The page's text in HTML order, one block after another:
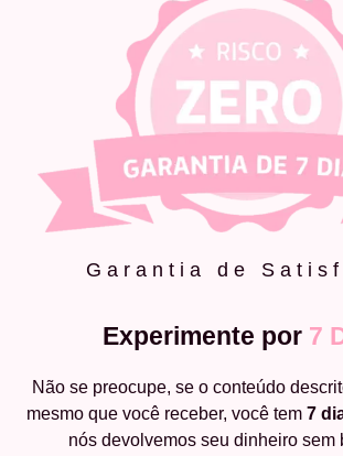
Garantia de
Experimente por 7
Não se preocupe, se o conteúdo
mesmo que você receber, você tem 7
nós devolvemos seu dinheiro sem